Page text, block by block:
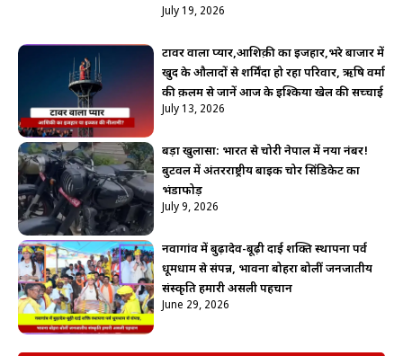
July 19, 2026
टावर वाला प्यार,आशिक़ी का इजहार,भरे बाजार में
खुद के औलादों से शर्मिंदा हो रहा परिवार, ऋषि वर्मा
की क़लम से जानें आज के इश्किया खेल की सच्चाई
July 13, 2026
बड़ा खुलासा: भारत से चोरी नेपाल में नया नंबर!
बुटवल में अंतरराष्ट्रीय बाइक चोर सिंडिकेट का
भंडाफोड़
July 9, 2026
नवागांव में बुढ़ादेव-बूढ़ी दाई शक्ति स्थापना पर्व
धूमधाम से संपन्न, भावना बोहरा बोलीं जनजातीय
संस्कृति हमारी असली पहचान
June 29, 2026